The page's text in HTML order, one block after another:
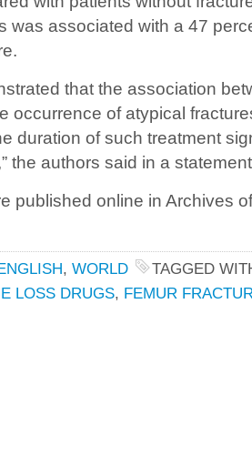
was associated with a 47
that the association
occurrence of atypical
duration of such treatment
the authors said in a
published online in Archives
, WORLD
TAGGED
LOSS DRUGS, FEMUR